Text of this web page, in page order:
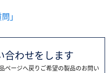
」
合わせをします
ページへ戻りご希望の製品のお問い